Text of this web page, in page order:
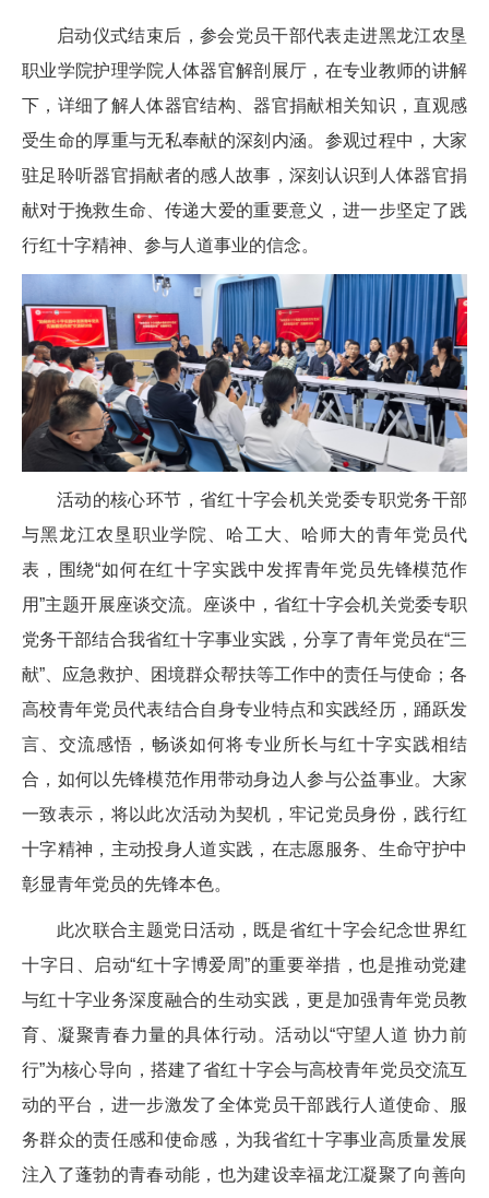
启动仪式结束后，参会党员干部代表走进黑龙江农垦
职业学院护理学院人体器官解剖展厅，在专业教师的讲解
下，详细了解人体器官结构、器官捐献相关知识，直观感
受生命的厚重与无私奉献的深刻内涵。参观过程中，大家
驻足聆听器官捐献者的感人故事，深刻认识到人体器官捐
献对于挽救生命、传递大爱的重要意义，进一步坚定了践
行红十字精神、参与人道事业的信念。
活动的核心环节，省红十字会机关党委专职党务干部
与黑龙江农垦职业学院、哈工大、哈师大的青年党员代
表，围绕“如何在红十字实践中发挥青年党员先锋模范作
用”主题开展座谈交流。座谈中，省红十字会机关党委专职
党务干部结合我省红十字事业实践，分享了青年党员在“三
献”、应急救护、困境群众帮扶等工作中的责任与使命；各
高校青年党员代表结合自身专业特点和实践经历，踊跃发
言、交流感悟，畅谈如何将专业所长与红十字实践相结
合，如何以先锋模范作用带动身边人参与公益事业。大家
一致表示，将以此次活动为契机，牢记党员身份，践行红
十字精神，主动投身人道实践，在志愿服务、生命守护中
彰显青年党员的先锋本色。
此次联合主题党日活动，既是省红十字会纪念世界红
十字日、启动“红十字博爱周”的重要举措，也是推动党建
与红十字业务深度融合的生动实践，更是加强青年党员教
育、凝聚青春力量的具体行动。活动以“守望人道 协力前
行”为核心导向，搭建了省红十字会与高校青年党员交流互
动的平台，进一步激发了全体党员干部践行人道使命、服
务群众的责任感和使命感，为我省红十字事业高质量发展
注入了蓬勃的青春动能，也为建设幸福龙江凝聚了向善向